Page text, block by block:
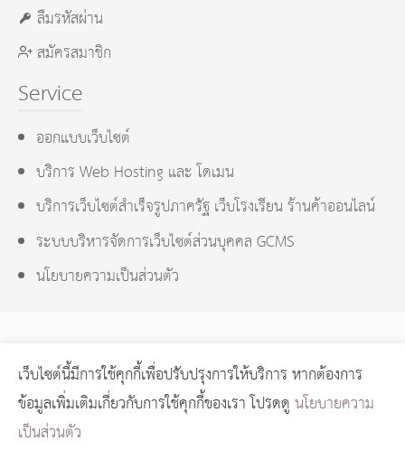
ลืมรหัสผ่าน
สมัครสมาชิก
Service
ออกแบบเว็บไซต์
บริการ Web Hosting และ โดเมน
บริการเว็บไซต์สำเร็จรูปภาครัฐ เว็บโรงเรียน ร้านค้าออนไลน์
ระบบบริหารจัดการเว็บไซต์ส่วนบุคคล GCMS
นโยบายความเป็นส่วนตัว
GCMS Version 14.0.1 designed byKOTCHASAN.compage
process0.0582วินาที (12quries.)
Copyright © 2024 GORAGOD.com
เว็บไซต์นี้มีการใช้คุกกี้เพื่อปรับปรุงการให้บริการ หากต้องการ
ข้อมูลเพิ่มเติมเกี่ยวกับการใช้คุกกี้ของเรา โปรดดูนโยบายความ
เป็นส่วนตัว